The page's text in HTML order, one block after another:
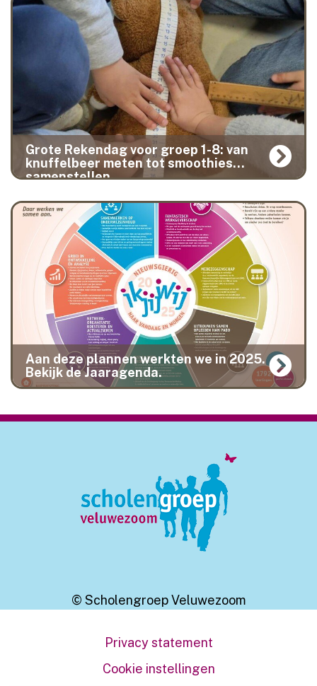
Grote Rekendag voor groep 1-8: van
knuffelbeer meten tot smoothies
samenstellen.
Aan deze plannen werkten we in 2025.
Bekijk de Jaaragenda.
© Scholengroep Veluwezoom
Privacy statement
Cookie instellingen